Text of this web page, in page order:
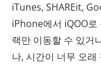
iTunes, SHAREit,
iPhone에서 iQOO로
랙만 이동할 수 있거
나, 시간이 너무 오